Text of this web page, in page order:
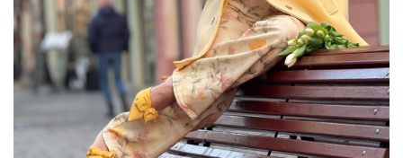
Tricouri si topuri
Rochii de eveniment